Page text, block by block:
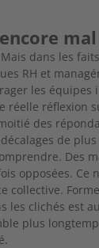
dans les
RH et
les équipes
réelle réflexion
des
de
Des
opposées. Ce
collective.
les clichés est
plus